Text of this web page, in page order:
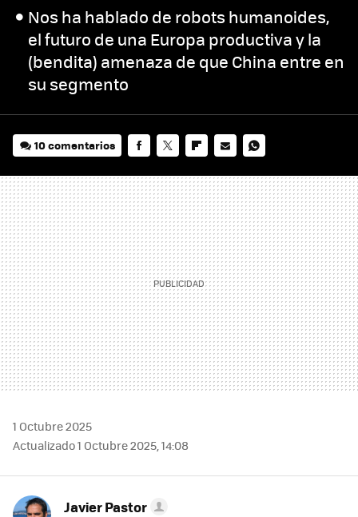
Nos ha hablado de robots humanoides,
el futuro de una Europa productiva y la
(bendita) amenaza de que China entre en
su segmento
10 comentarios
MAIL
1 Octubre 2025
Actualizado 1 Octubre 2025, 14:08
Javier Pastor